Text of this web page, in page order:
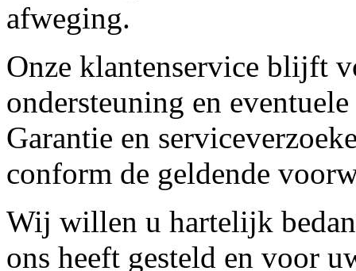
afweging.
Onze klantenservice blijft
ondersteuning en
Garantie en
conform de geldende
Wij willen u hartelijk
ons heeft gesteld en voor